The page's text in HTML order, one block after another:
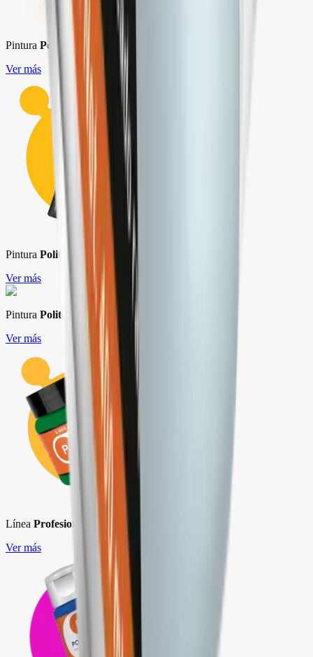
Pintura Politec L-300, L-500, L-700, L-800
Ver más
Pintura Politec L-3000
Ver más
Pintura Politec L-900
Ver más
Línea Profesional L-300
Ver más